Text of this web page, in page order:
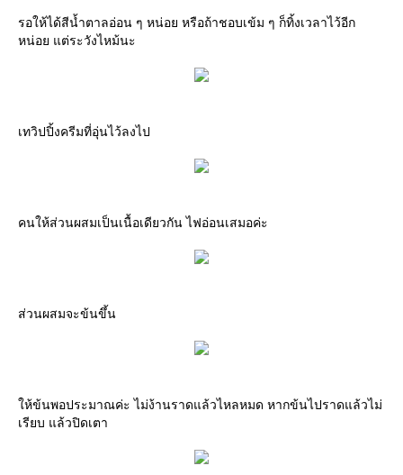
รอให้ได้สีน้ำตาลอ่อน ๆ หน่อย หรือถ้าชอบเข้ม ๆ ก็ทิ้งเวลาไว้อีก
หน่อย แต่ระวังไหม้นะ
เทวิปปิ้งครีมที่อุ่นไว้ลงไป
คนให้ส่วนผสมเป็นเนื้อเดียวกัน ไฟอ่อนเสมอค่ะ
ส่วนผสมจะข้นขึ้น
ให้ข้นพอประมาณค่ะ ไม่ง้านราดแล้วไหลหมด หากข้นไปราดแล้วไม่
เรียบ แล้วปิดเตา